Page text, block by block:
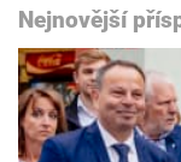
Nejnovější